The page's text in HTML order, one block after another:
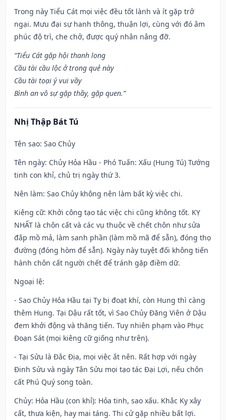
Trong này Tiểu Cát mọi việc đều tốt lành và ít gặp trở
ngại. Mưu đại sự hanh thông, thuận lợi, cùng với đó âm
phúc độ trì, che chở, được quý nhân nâng đỡ.
“Tiểu Cát gặp hội thanh long
Cầu tài cầu lộc ở trong quẻ này
Cầu tài toại ý vui vầy
Bình an vô sự gặp thầy, gặp quen.”
Nhị Thập Bát Tú
Tên sao: Sao Chủy
Tên ngày: Chủy Hỏa Hầu - Phó Tuấn: Xấu (Hung Tú) Tướng
tinh con khỉ, chủ trị ngày thứ 3.
Nên làm: Sao Chủy không nên làm bất kỳ việc chi.
Kiêng cữ: Khởi công tạo tác việc chi cũng không tốt. KỴ
NHẤT là chôn cất và các vụ thuộc về chết chôn như sửa
đắp mồ mả, làm sanh phần (làm mồ mã để sẵn), đóng thọ
đường (đóng hòm để sẵn). Ngày này tuyệt đối không tiến
hành chôn cất người chết để tránh gặp điềm dữ.
Ngoại lệ:
- Sao Chủy Hỏa Hầu tại Tỵ bị đoạt khí, còn Hung thì càng
thêm Hung. Tại Dậu rất tốt, vì Sao Chủy Đăng Viên ở Dậu
đem khởi động và thăng tiến. Tuy nhiên phạm vào Phục
Đoạn Sát (mọi kiêng cữ giống như trên).
- Tại Sửu là Đắc Địa, mọi việc ắt nên. Rất hợp với ngày
Đinh Sửu và ngày Tân Sửu mọi tạo tác Đại Lợi, nếu chôn
cất Phú Quý song toàn.
Chủy: Hỏa Hầu (con khỉ): Hỏa tinh, sao xấu. Khắc Kỵ xây
cất, thưa kiện, hay mai táng. Thi cử gặp nhiều bất lợi.